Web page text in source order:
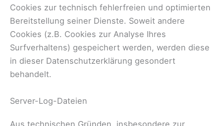
Cookies zur technisch fehlerfreien und optimierten
Bereitstellung seiner Dienste. Soweit andere
Cookies (z.B. Cookies zur Analyse Ihres
Surfverhaltens) gespeichert werden, werden diese
in dieser Datenschutzerklärung gesondert
behandelt.
Server-Log-Dateien
Aus technischen Gründen, insbesondere zur